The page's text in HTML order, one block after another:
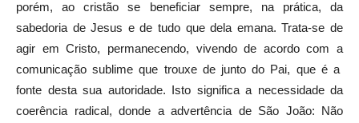
porém, ao cristão se beneficiar sempre, na prática, da
sabedoria de Jesus e de tudo que dela emana. Trata-se de
agir em Cristo, permanecendo, vivendo de acordo com a
comunicação sublime que trouxe de junto do Pai, que é a
fonte desta sua autoridade. Isto significa a necessidade da
coerência radical, donde a advertência de São João: Não